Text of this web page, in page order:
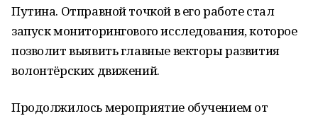
Путина. Отправной точкой в его работе стал
запуск мониторингового исследования, которое
позволит выявить главные векторы развития
волонтёрских движений.
Продолжилось мероприятие обучением от